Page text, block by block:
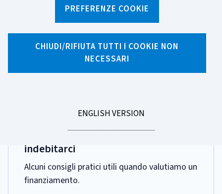
PREFERENZE COOKIE
CHIUDI/RIFIUTA TUTTI I COOKIE NON
NECESSARI
GO
ENGLISH VERSION
Ricerca per tag
3 risultati di ricerca per tag "Prestiti Personali"
PUBBLICAZIONE:
11 LUGLIO 2025
Le valutazioni da fare prima di
indebitarci
Alcuni consigli pratici utili quando valutiamo un
finanziamento.